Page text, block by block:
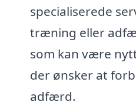
specialiserede
træning eller
som kan være
der ønsker at
adfærd.